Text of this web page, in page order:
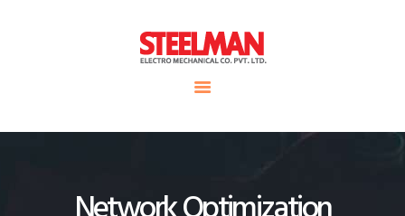
Steelman
POWER OF WORLD